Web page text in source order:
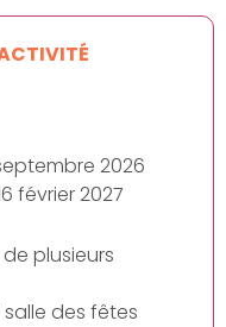
2026
février 2027
plusieurs
salle des fêtes